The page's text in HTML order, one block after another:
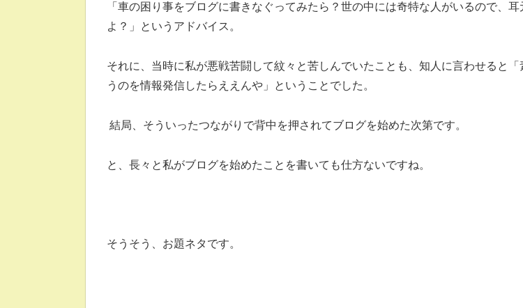
「車の困り事をブログに書きなぐってみたら？世の中には奇特な人がいるので、
よ？」というアドバイス。
それに、当時に私が悪戦苦闘して紋々と苦しんでいたことも、知人に言わせると
うのを情報発信したらええんや」ということでした。
結局、そういったつながりで背中を押されてブログを始めた次第です。
と、長々と私がブログを始めたことを書いても仕方ないですね。
そうそう、お題ネタです。